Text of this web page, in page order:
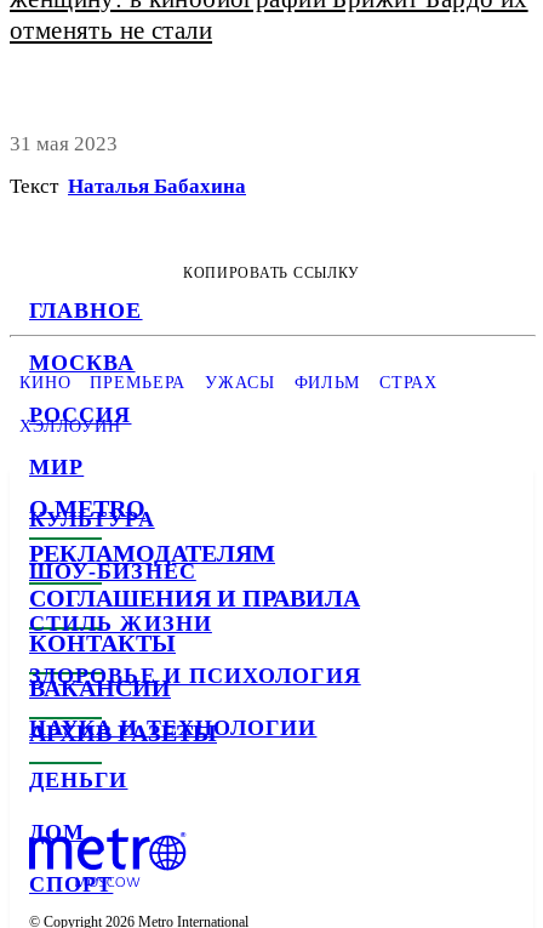
ГЛАВНОЕ
МОСКВА
РОССИЯ
МИР
КУЛЬТУРА
ШОУ-БИЗНЕС
СТИЛЬ ЖИЗНИ
ЗДОРОВЬЕ И ПСИХОЛОГИЯ
НАУКА И ТЕХНОЛОГИИ
ДЕНЬГИ
ДОМ
СПОРТ
отменять не стали
31 мая 2023
Текст Наталья Бабахина
КОПИРОВАТЬ ССЫЛКУ
КИНО ПРЕМЬЕРА УЖАСЫ ФИЛЬМ СТРАХ
ХЭЛЛОУИН
О METRO
РЕКЛАМОДАТЕЛЯМ
СОГЛАШЕНИЯ И ПРАВИЛА
КОНТАКТЫ
ВАКАНСИИ
АРХИВ ГАЗЕТЫ
© Copyright 2026 Metro International